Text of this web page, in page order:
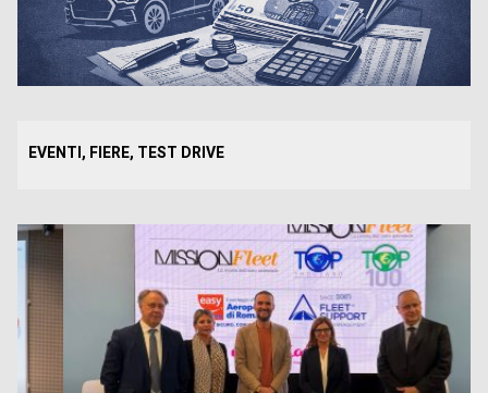
EVENTI, FIERE, TEST DRIVE